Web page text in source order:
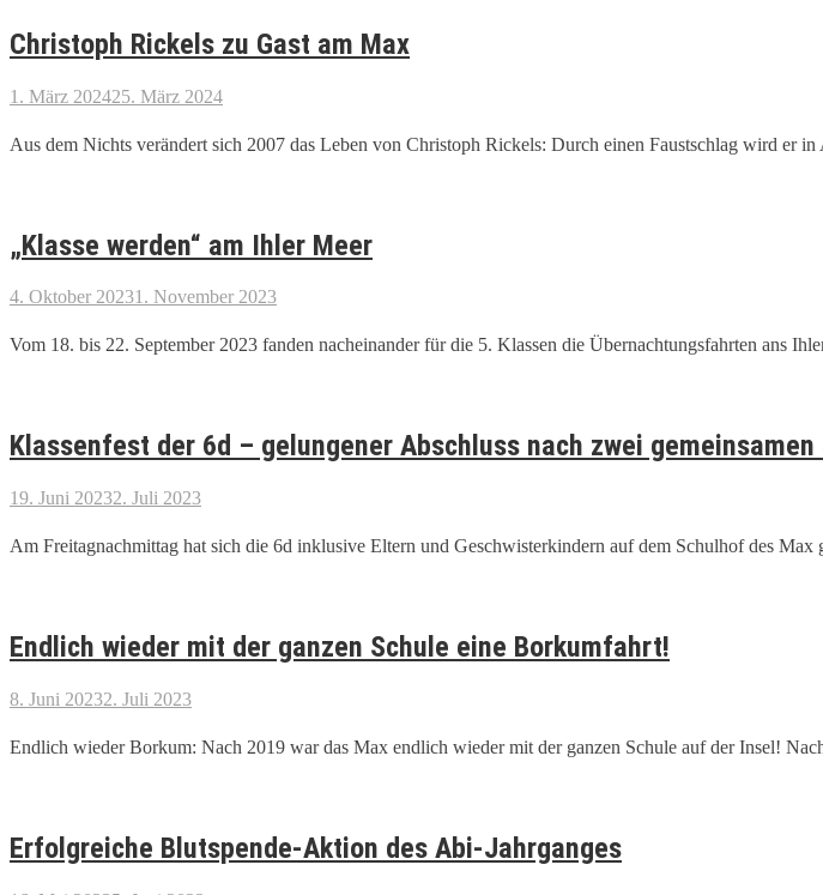
Christoph Rickels zu Gast am Max
1. März 202425. März 2024
Aus dem Nichts verändert sich 2007 das Leben von Christoph Rickels: Durch einen Faustschlag wird er
„Klasse werden“ am Ihler Meer
4. Oktober 20231. November 2023
Vom 18. bis 22. September 2023 fanden nacheinander für die 5. Klassen die Übernachtungsfahrten ans
Klassenfest der 6d – gelungener Abschluss nach zwei gemeinsamen
19. Juni 20232. Juli 2023
Am Freitagnachmittag hat sich die 6d inklusive Eltern und Geschwisterkindern auf dem Schulhof des Max
Endlich wieder mit der ganzen Schule eine Borkumfahrt!
8. Juni 20232. Juli 2023
Endlich wieder Borkum: Nach 2019 war das Max endlich wieder mit der ganzen Schule auf der Insel!
Erfolgreiche Blutspende-Aktion des Abi-Jahrganges